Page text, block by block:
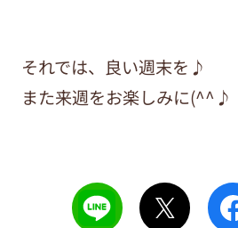
それでは、良い週末を♪
また来週をお楽しみに(^^♪